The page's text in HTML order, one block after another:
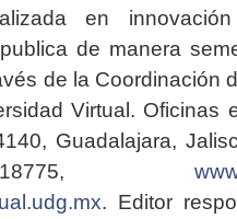
en
de manera
de la Coordinación
Virtual. Oficinas
Guadalajara,
. Editor